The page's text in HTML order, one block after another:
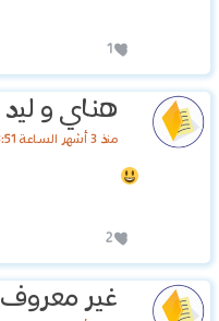
1
هناي و ليد
منذ 3 أشهر الساعة 13:51
2
غير معروف